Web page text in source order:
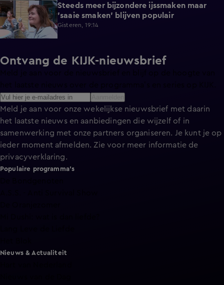
1:17
Steeds meer bijzondere ijssmaken maar
'saaie smaken' blijven populair
Gisteren, 19:14
Ontvang de KIJK-nieuwsbrief
Meld je aan voor onze wekelijkse nieuwsbrief met daarin
het laatste nieuws en aanbiedingen die wijzelf of in
samenwerking met onze partners organiseren. Je kunt je op
ieder moment afmelden. Zie voor meer informatie de
privacyverklaring.
Populaire programma's
Nieuws & Actualiteit